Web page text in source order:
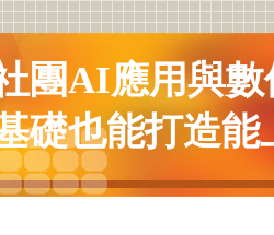
團AI應用與
礎也能打造能